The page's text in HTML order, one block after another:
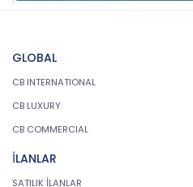
GLOBAL
CB INTERNATIONAL
CB LUXURY
CB COMMERCIAL
İLANLAR
SATILIK İLANLAR